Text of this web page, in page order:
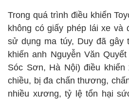
Trong quá trình điều khiển
không có giấy phép lái xe và
sử dụng ma túy, Duy đã gây
khiến anh Nguyễn Văn
Sóc Sơn, Hà Nội) điều khiển
chiều, bị đa chấn thương,
nhiều xương, tỷ lệ tổn hại